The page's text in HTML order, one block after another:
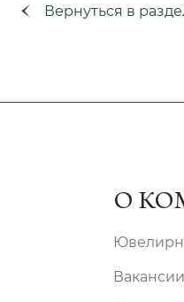
Вернуться в
О
Вакансии